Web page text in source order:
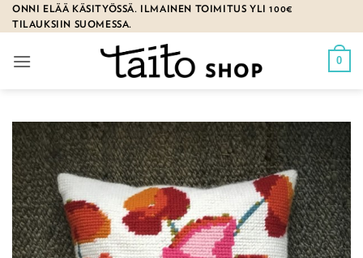
Skip
to
ONNI ELÄÄ KÄSITYÖSSÄ. ILMAINEN TOIMITUS YLI 100€
TILAUKSIIN SUOMESSA.
0